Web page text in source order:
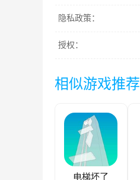
隐私政策：
授权：
相似游戏推荐
电梯坏了